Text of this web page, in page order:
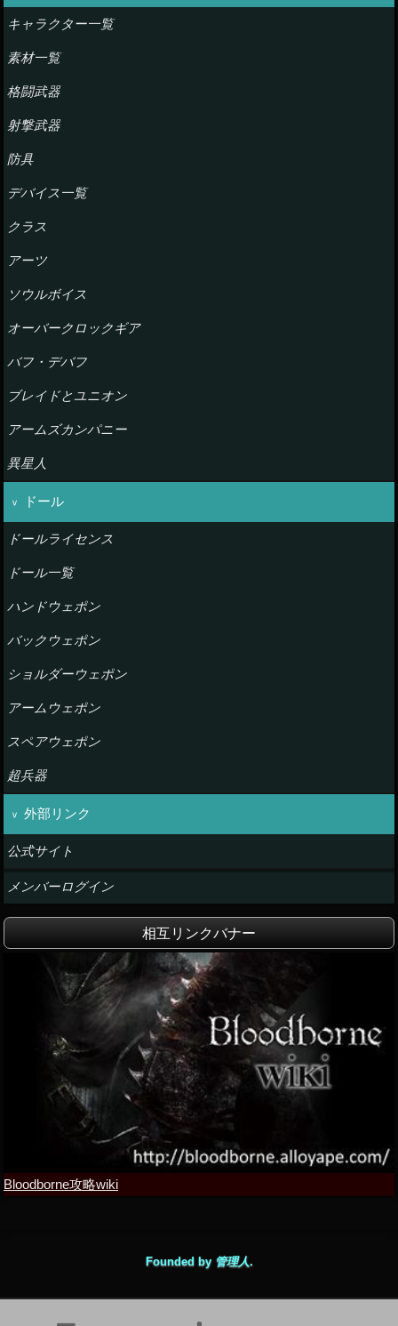
キャラクター一覧
素材一覧
格闘武器
射撃武器
防具
デバイス一覧
クラス
アーツ
ソウルボイス
オーバークロックギア
バフ・デバフ
ブレイドとユニオン
アームズカンパニー
異星人
ドール
ドールライセンス
ドール一覧
ハンドウェポン
バックウェポン
ショルダーウェポン
アームウェポン
スペアウェポン
超兵器
外部リンク
公式サイト
メンバーログイン
相互リンクバナー
Bloodborne攻略wiki
Founded by 管理人.